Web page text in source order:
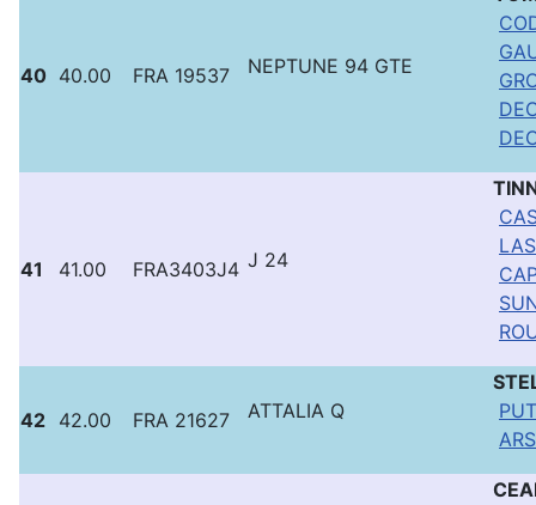
40 40.00 FRA 19537 NEPTUNE 94 GTE
41 41.00 FRA3403J4 J 24
42 42.00 FRA 21627 ATTALIA Q